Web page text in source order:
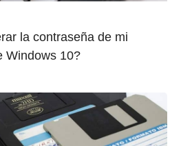
la contraseña de mi
Windows 10?